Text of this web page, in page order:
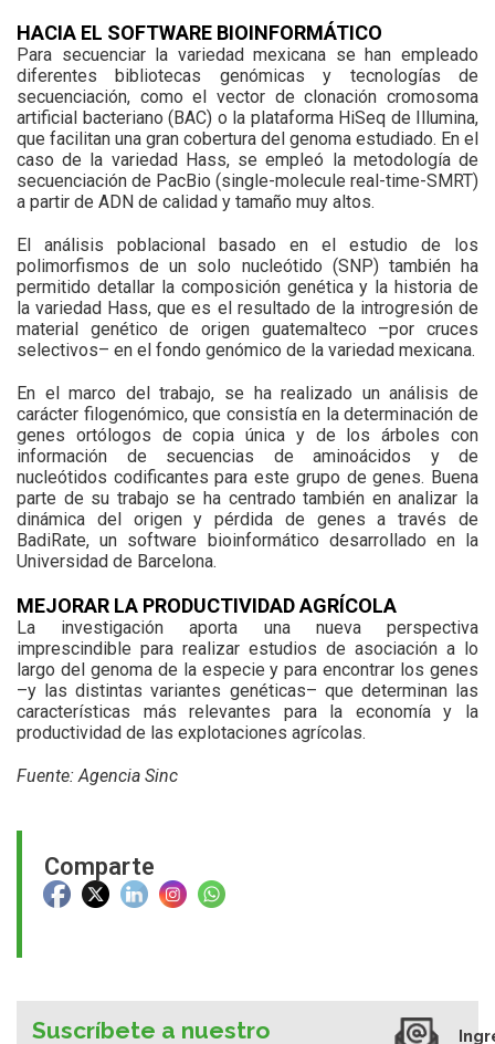
Comparte
HACIA EL SOFTWARE BIOINFORMÁTICO
Para secuenciar la variedad mexicana se han empleado
diferentes bibliotecas genómicas y tecnologías de
secuenciación, como el vector de clonación cromosoma
artificial bacteriano (BAC) o la plataforma HiSeq de Illumina,
que facilitan una gran cobertura del genoma estudiado. En el
caso de la variedad Hass, se empleó la metodología de
secuenciación de PacBio (single-molecule real-time-SMRT)
a partir de ADN de calidad y tamaño muy altos.
El análisis poblacional basado en el estudio de los
polimorfismos de un solo nucleótido (SNP) también ha
permitido detallar la composición genética y la historia de
la variedad Hass, que es el resultado de la introgresión de
material genético de origen guatemalteco –por cruces
selectivos– en el fondo genómico de la variedad mexicana.
En el marco del trabajo, se ha realizado un análisis de
carácter filogenómico, que consistía en la determinación de
genes ortólogos de copia única y de los árboles con
información de secuencias de aminoácidos y de
nucleótidos codificantes para este grupo de genes. Buena
parte de su trabajo se ha centrado también en analizar la
dinámica del origen y pérdida de genes a través de
BadiRate, un software bioinformático desarrollado en la
Universidad de Barcelona.
MEJORAR LA PRODUCTIVIDAD AGRÍCOLA
La investigación aporta una nueva perspectiva
imprescindible para realizar estudios de asociación a lo
largo del genoma de la especie y para encontrar los genes
–y las distintas variantes genéticas– que determinan las
características más relevantes para la economía y la
productividad de las explotaciones agrícolas.
Fuente: Agencia Sinc
Suscríbete a nuestro